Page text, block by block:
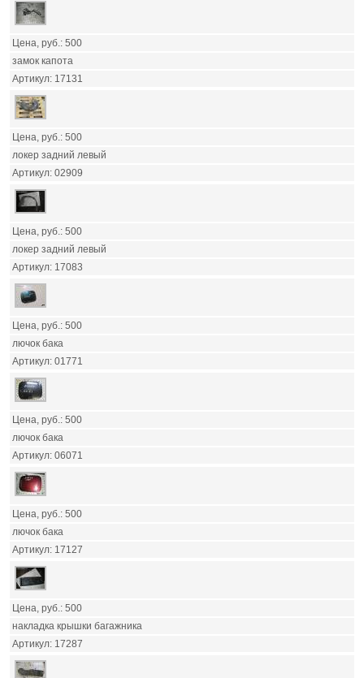
500
замок капота
17131
500
локер задний левый
02909
500
локер задний левый
17083
500
лючок бака
01771
500
лючок бака
06071
500
лючок бака
17127
500
накладка крышки багажника
17287